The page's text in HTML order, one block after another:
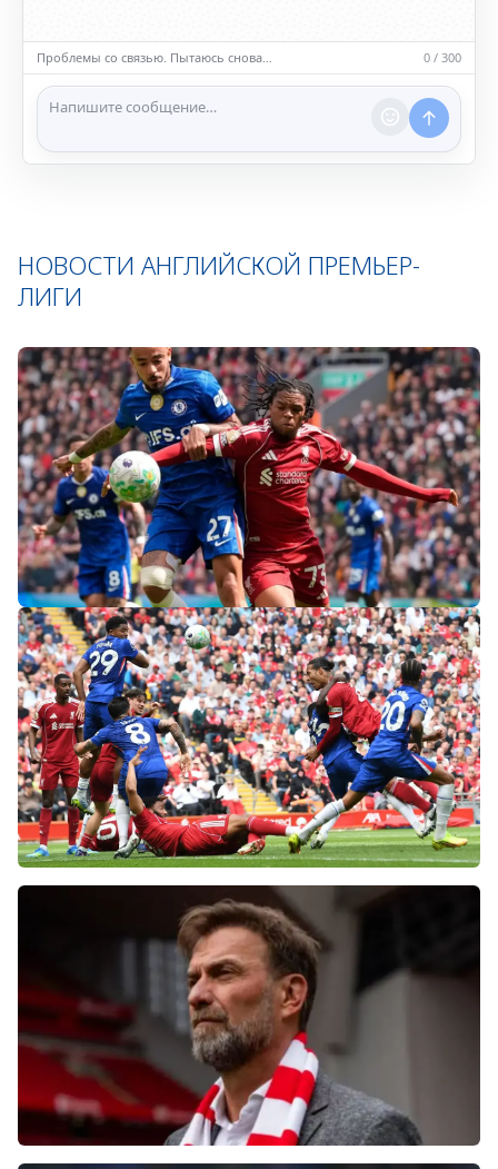
насилию.
ℹ️ Модераторы и администраторы вправе удалять
сообщения и ограничивать доступ к чату при
нарушении правил.
Проблемы со связью. Пытаюсь снова… 0 / 300
НОВОСТИ АНГЛИЙСКОЙ ПРЕМЬЕР-
ЛИГИ
«Слот не тот человек»: болельщики
«Ливерпуля» и «Челси» разнесли тренеров
после ничьей на «Энфилде»
Фанаты «Ливерпуля» шокированы
неспособностью команды обыграть нынешний